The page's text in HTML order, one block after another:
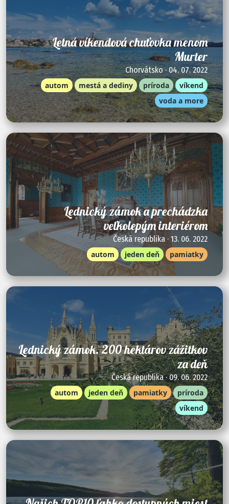
Letná víkendová chuťovka menom
Murter
Chorvátsko · 04. 07. 2022
autom
mestá a dediny príroda
víkend
voda a more
Lednický zámok a prechádzka
veľkolepým interiérom
Česká republika · 13. 06. 2022
autom
jeden deň pamiatky
Lednický zámok. 200 hektárov zážitkov
za deň
Česká republika · 09. 06. 2022
autom
jeden deň pamiatky
príroda
víkend